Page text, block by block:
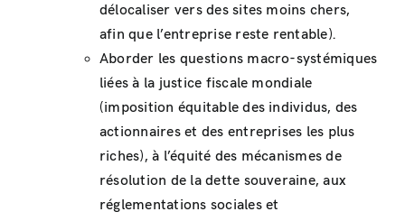
délocaliser vers des sites moins chers,
afin que l’entreprise reste rentable).
Aborder les questions macro-systémiques
liées à la justice fiscale mondiale
(imposition équitable des individus, des
actionnaires et des entreprises les plus
riches), à l’équité des mécanismes de
résolution de la dette souveraine, aux
réglementations sociales et